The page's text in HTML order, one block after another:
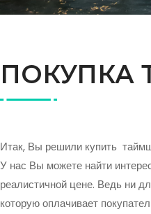
ПОКУПКА
Итак, Вы решили купить
У нас Вы можете найти
реалистичной цене. Ведь ни
которую оплачивает